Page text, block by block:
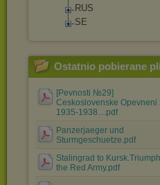
RUS
SE
Ostatnio pobierane
[Pevnosti №29]
Ceskoslovenske Opevneni
1935-1938....pdf
Panzerjaeger und
Sturmgeschuetze.pdf
Stalingrad to
the Red Army.pdf